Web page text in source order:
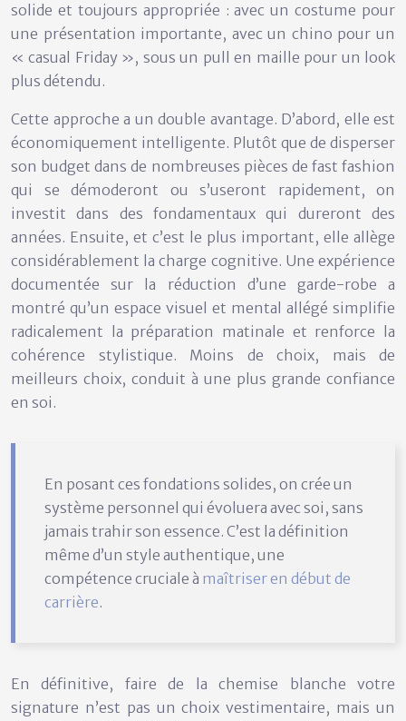
solide et toujours appropriée : avec un costume pour
une présentation importante, avec un chino pour un
« casual Friday », sous un pull en maille pour un look
plus détendu.
Cette approche a un double avantage. D’abord, elle est
économiquement intelligente. Plutôt que de disperser
son budget dans de nombreuses pièces de fast fashion
qui se démoderont ou s’useront rapidement, on
investit dans des fondamentaux qui dureront des
années. Ensuite, et c’est le plus important, elle allège
considérablement la charge cognitive. Une expérience
documentée sur la réduction d’une garde-robe a
montré qu’un espace visuel et mental allégé simplifie
radicalement la préparation matinale et renforce la
cohérence stylistique. Moins de choix, mais de
meilleurs choix, conduit à une plus grande confiance
en soi.
En posant ces fondations solides, on crée un
système personnel qui évoluera avec soi, sans
jamais trahir son essence. C’est la définition
même d’un style authentique, une
compétence cruciale à maîtriser en début de
carrière.
En définitive, faire de la chemise blanche votre
signature n’est pas un choix vestimentaire, mais un